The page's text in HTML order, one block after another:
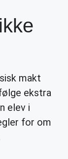
makt
ekstra
elev i
for om